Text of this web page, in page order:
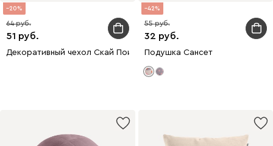
20
51
64
Декоративный чехол Скай Поинт 45x45
42
32
55
Подушка Сансет